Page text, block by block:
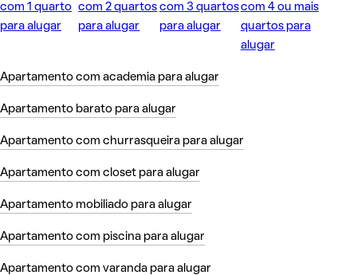
com 1 quarto
para alugar
com 2 quartos
para alugar
com 3 quartos
para alugar
com 4 ou mais
quartos para
alugar
Apartamento com academia para alugar
Apartamento barato para alugar
Apartamento com churrasqueira para alugar
Apartamento com closet para alugar
Apartamento mobiliado para alugar
Apartamento com piscina para alugar
Apartamento com varanda para alugar